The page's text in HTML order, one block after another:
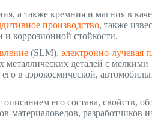
а также кремния и магния в
производство, также
и коррозионной стойкости.
(SLM),электронно-лучевая
деталей с мелкими
в аэрокосмической,
его состава, свойств,
разработчиков